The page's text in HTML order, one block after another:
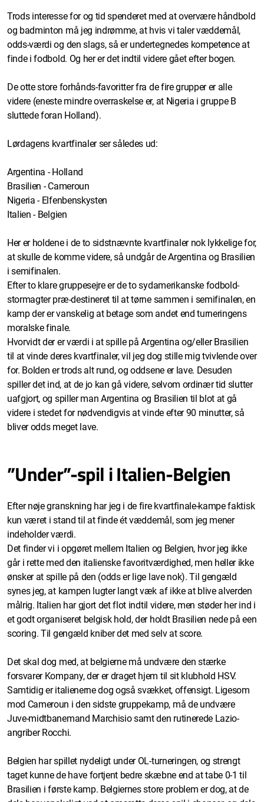
Trods interesse for og tid spenderet med at overvære håndbold
og badminton må jeg indrømme, at hvis vi taler væddemål,
odds-værdi og den slags, så er undertegnedes kompetence at
finde i fodbold. Og her er det indtil videre gået efter bogen.
De otte store forhånds-favoritter fra de fire grupper er alle
videre (eneste mindre overraskelse er, at Nigeria i gruppe B
sluttede foran Holland).
Lørdagens kvartfinaler ser således ud:
Argentina - Holland
Brasilien - Cameroun
Nigeria - Elfenbenskysten
Italien - Belgien
Her er holdene i de to sidstnævnte kvartfinaler nok lykkelige for,
at skulle de komme videre, så undgår de Argentina og Brasilien
i semifinalen.
Efter to klare gruppesejre er de to sydamerikanske fodbold-
stormagter præ-destineret til at tørne sammen i semifinalen, en
kamp der er vanskelig at betage som andet end turneringens
moralske finale.
Hvorvidt der er værdi i at spille på Argentina og/eller Brasilien
til at vinde deres kvartfinaler, vil jeg dog stille mig tvivlende over
for. Bolden er trods alt rund, og oddsene er lave. Desuden
spiller det ind, at de jo kan gå videre, selvom ordinær tid slutter
uafgjort, og spiller man Argentina og Brasilien til blot at gå
videre i stedet for nødvendigvis at vinde efter 90 minutter, så
bliver odds meget lave.
”Under”-spil i Italien-Belgien
Efter nøje granskning har jeg i de fire kvartfinale-kampe faktisk
kun været i stand til at finde ét væddemål, som jeg mener
indeholder værdi.
Det finder vi i opgøret mellem Italien og Belgien, hvor jeg ikke
går i rette med den italienske favoritværdighed, men heller ikke
ønsker at spille på den (odds er lige lave nok). Til gengæld
synes jeg, at kampen lugter langt væk af ikke at blive alverden
målrig. Italien har gjort det flot indtil videre, men støder her ind i
et godt organiseret belgisk hold, der holdt Brasilien nede på een
scoring. Til gengæld kniber det med selv at score.
Det skal dog med, at belgierne må undvære den stærke
forsvarer Kompany, der er draget hjem til sit klubhold HSV.
Samtidig er italienerne dog også svækket, offensigt. Ligesom
mod Cameroun i den sidste gruppekamp, må de undvære
Juve-midtbanemand Marchisio samt den rutinerede Lazio-
angriber Rocchi.
Belgien har spillet nydeligt under OL-turneringen, og strengt
taget kunne de have fortjent bedre skæbne end at tabe 0-1 til
Brasilien i første kamp. Belgiernes store problem er dog, at de